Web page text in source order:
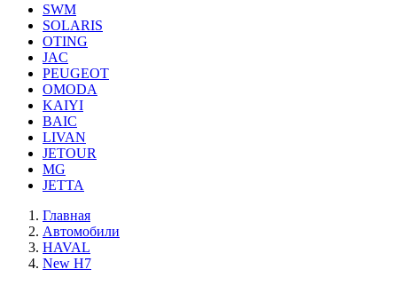
SWM
SOLARIS
OTING
JAC
PEUGEOT
OMODA
KAIYI
BAIC
LIVAN
JETOUR
MG
JETTA
Главная
Автомобили
HAVAL
New H7